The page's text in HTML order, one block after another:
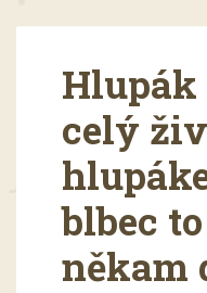
Hlupák
celý
blbec
někam